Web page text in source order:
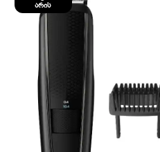
ᲐᲠᲘᲡ